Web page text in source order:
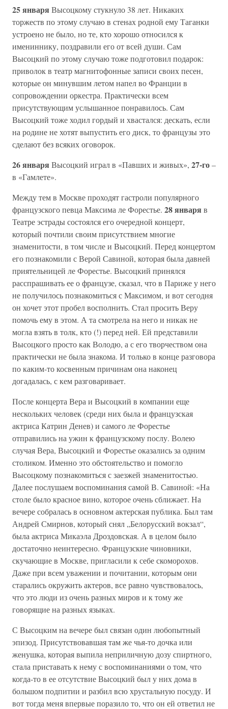
25 января Высоцкому стукнуло 38 лет. Никаких
торжеств по этому случаю в стенах родной ему Таганки
устроено не было, но те, кто хорошо относился к
имениннику, поздравили его от всей души. Сам
Высоцкий по этому случаю тоже подготовил подарок:
приволок в театр магнитофонные записи своих песен,
которые он минувшим летом напел во Франции в
сопровождении оркестра. Практически всем
присутствующим услышанное понравилось. Сам
Высоцкий тоже ходил гордый и хвастался: дескать, если
на родине не хотят выпустить его диск, то французы это
сделают без всяких оговорок.
26 января Высоцкий играл в «Павших и живых», 27-го–
в «Гамлете».
Между тем в Москве проходят гастроли популярного
французского певца Максима ле Форестье. 28 января в
Театре эстрады состоялся его очередной концерт,
который почтили своим присутствием многие
знаменитости, в том числе и Высоцкий. Перед концертом
его познакомили с Верой Савиной, которая была давней
приятельницей ле Форестье. Высоцкий принялся
расспрашивать ее о французе, сказал, что в Париже у него
не получилось познакомиться с Максимом, и вот сегодня
он хочет этот пробел восполнить. Стал просить Веру
помочь ему в этом. А та смотрела на него и никак не
могла взять в толк, кто (!) перед ней. Ей представили
Высоцкого просто как Володю, а с его творчеством она
практически не была знакома. И только в конце разговора
по каким-то косвенным причинам она наконец
догадалась, с кем разговаривает.
После концерта Вера и Высоцкий в компании еще
нескольких человек (среди них была и французская
актриса Катрин Денев) и самого ле Форестье
отправились на ужин к французскому послу. Волею
случая Вера, Высоцкий и Форестье оказались за одним
столиком. Именно это обстоятельство и помогло
Высоцкому познакомиться с заезжей знаменитостью.
Далее послушаем воспоминания самой В. Савиной: «На
столе было красное вино, которое очень сближает. На
вечере собралась в основном актерская публика. Был там
Андрей Смирнов, который снял „Белорусский вокзал“,
была актриса Микаэла Дроздовская. А в целом было
достаточно неинтересно. Французские чиновники,
скучающие в Москве, пригласили к себе скоморохов.
Даже при всем уважении и почитании, которым они
старались окружить актеров, все равно чувствовалось,
что это люди из очень разных миров и к тому же
говорящие на разных языках.
С Высоцким на вечере был связан один любопытный
эпизод. Присутствовавшая там же чья-то дочка или
женушка, которая выпила неприличную дозу спиртного,
стала приставать к нему с воспоминаниями о том, что
когда-то в ее отсутствие Высоцкий был у них дома в
большом подпитии и разбил всю хрустальную посуду. И
вот тогда меня впервые поразило то, что он ей ответил не